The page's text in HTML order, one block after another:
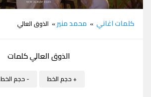
كلمات اغاني » محمد منير» الذوق العالي
الذوق العالي كلمات
+ حجم الخط - حجم الخط